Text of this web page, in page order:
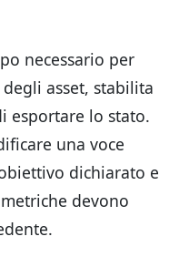
necessario per
asset, stabilita
esportare lo stato.
una voce
dichiarato e
devono